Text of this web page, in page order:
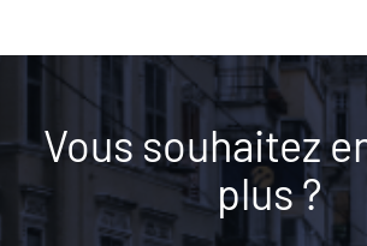
Vous souhaitez
plus ?